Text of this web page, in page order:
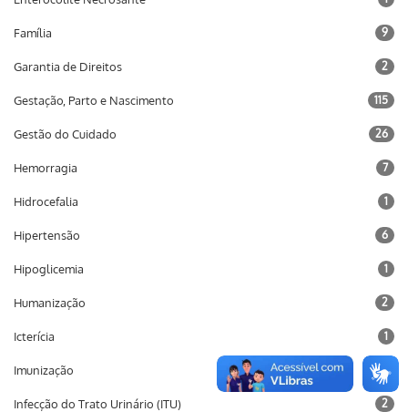
Família 9
Garantia de Direitos 2
Gestação, Parto e Nascimento 115
Gestão do Cuidado 26
Hemorragia 7
Hidrocefalia 1
Hipertensão 6
Hipoglicemia 1
Humanização 2
Icterícia 1
Imunização 10
Infecção do Trato Urinário (ITU) 2